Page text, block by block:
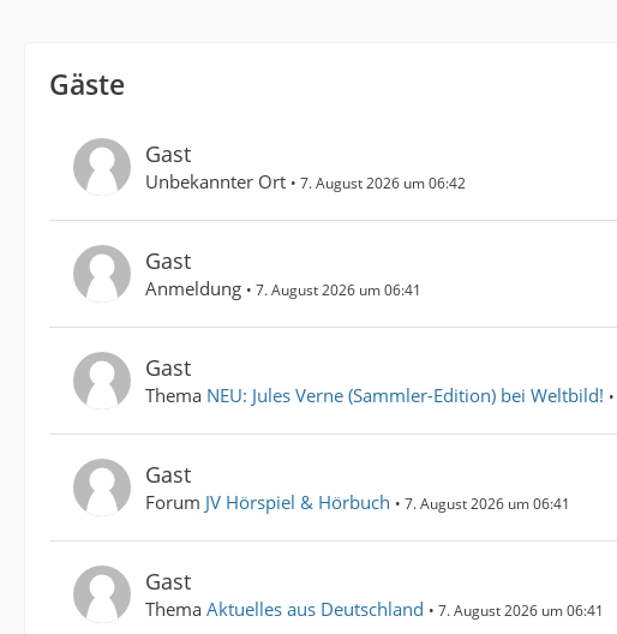
Gäste
Gast
Unbekannter Ort 7. August 2026 um 06:42
Gast
Anmeldung 7. August 2026 um 06:41
Gast
Thema NEU: Jules Verne (Sammler-Edition) bei Weltbild!
Gast
Forum JV Hörspiel & Hörbuch 7. August 2026 um 06:41
Gast
Thema Aktuelles aus Deutschland 7. August 2026 um 06:41